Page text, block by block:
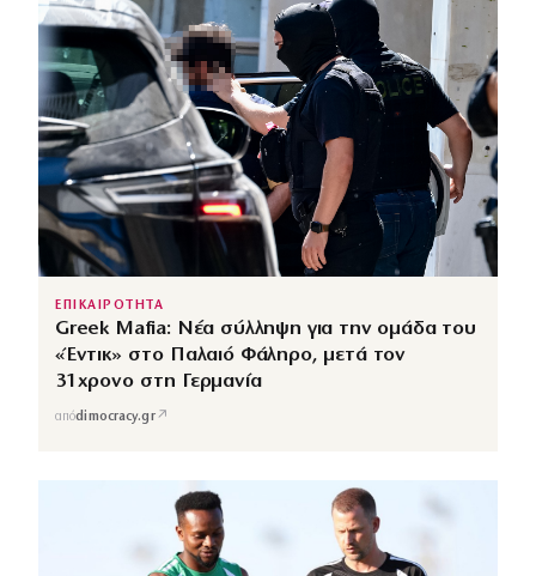
ΕΠΙΚΑΙΡΟΤΗΤΑ
Greek Mafia: Νέα σύλληψη για την ομάδα του
«Έντικ» στο Παλαιό Φάληρο, μετά τον
31χρονο στη Γερμανία
απόdimocracy.gr↗